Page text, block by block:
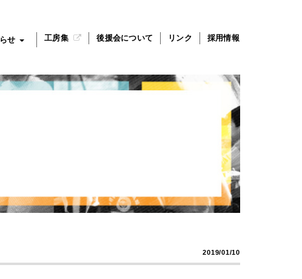
せ 工房集 後援会について リンク 採用情報
2019/01/10